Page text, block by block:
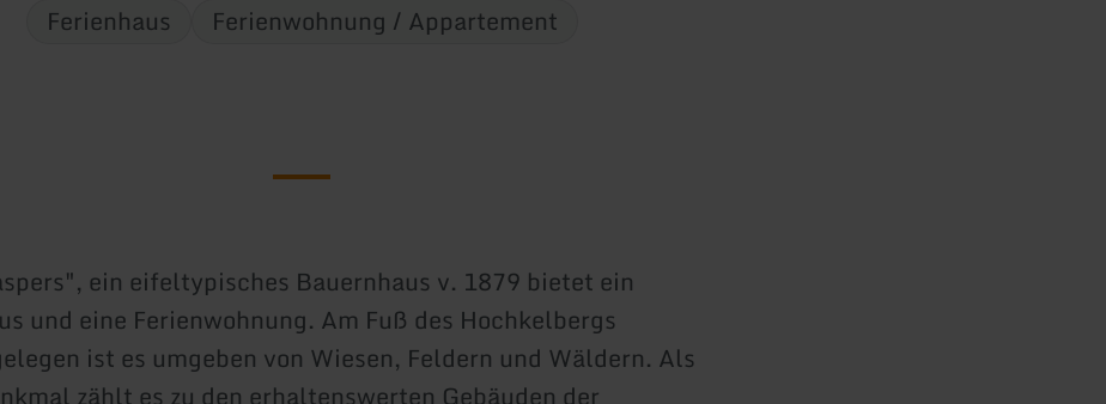
Ferienhaus Ferienwohnung / Appartement
ein eifeltypisches Bauernhaus v. 1879 bietet ein
und eine Ferienwohnung. Am Fuß des Hochkelbergs
ist es umgeben von Wiesen, Feldern und Wäldern. Als